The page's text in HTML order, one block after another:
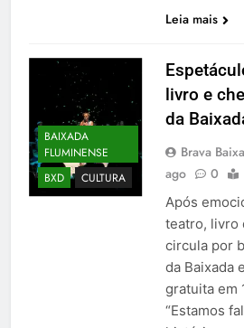
Leia mais
BAIXADA
FLUMINENSE
BXD
CULTURA
livro e
da
Brava
ago
0
Após
teatro, livro
circula por
da Baixada
gratuita em
“Estamos